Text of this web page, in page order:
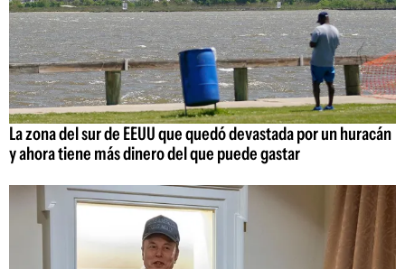
La zona del sur de EEUU que quedó devastada por un huracán
y ahora tiene más dinero del que puede gastar